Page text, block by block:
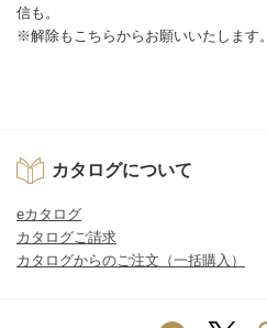
信も。
※解除もこちらからお願いいたします。
カタログについて
eカタログ
カタログご請求
カタログからのご注文（一括購入）